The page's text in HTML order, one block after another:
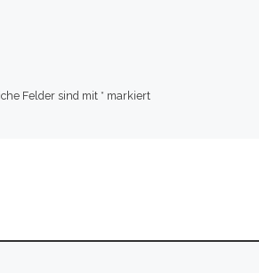
Felder sind mit * markiert